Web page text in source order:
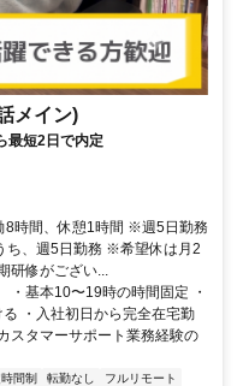
メイン)
最短2日で内定
時間、休憩1時間 ※週5日勤務
ち、週5日勤務 ※希望休は月2
研修がござい...
・基本10〜19時の時間固定 ・
・入社初日から完全在宅勤
スタマーサポート業務経験の
間制 転勤なし
フルリモート